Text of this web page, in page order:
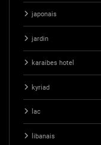
japonais
jardin
karaibes hotel
kyriad
lac
libanais